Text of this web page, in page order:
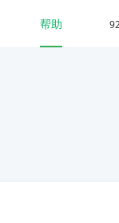
帮助